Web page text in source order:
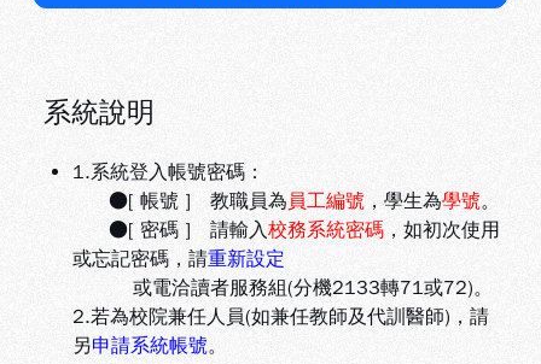
系統說明
1.系統登入帳號密碼：
●[ 帳號 ] 教職員為 員工編號 ，學生為學號。
●[ 密碼 ] 請輸入校務系統密碼 ，如初次使用
或忘記密碼，請重新設定
或電洽讀者服務組(分機2133轉71或72)。
2.若為校院兼任人員(如兼任教師及代訓醫師)，請
另申請系統帳號。